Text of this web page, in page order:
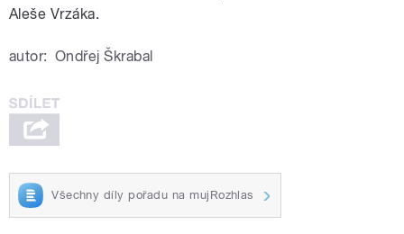
Aleše Vrzáka.
autor: Ondřej Škrabal
Všechny díly pořadu na mujRozhlas